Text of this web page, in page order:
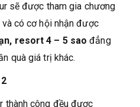
sẽ được tham gia chương
có cơ hội nhận được
resort 4 – 5 sao đẳng
quà giá trị khác.
thành công đều được